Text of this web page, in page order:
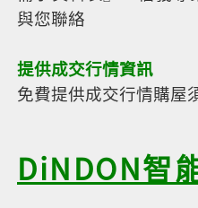
與您聯絡
提供成交行情資訊
免費提供成交行情購屋
DiNDON智